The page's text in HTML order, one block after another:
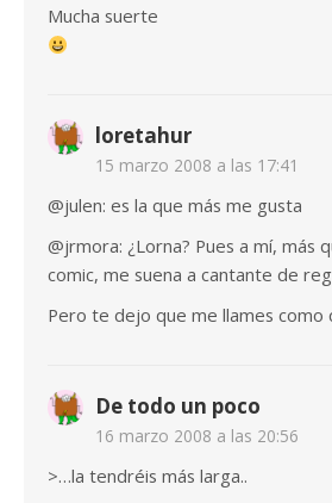
Mucha suerte
loretahur
15 marzo 2008 a las 17:41
@julen: es la que más me gusta
@jrmora: ¿Lorna? Pues a mí, más
comic, me suena a cantante de
Pero te dejo que me llames como
De todo un poco
16 marzo 2008 a las 20:56
>…la tendréis más larga..